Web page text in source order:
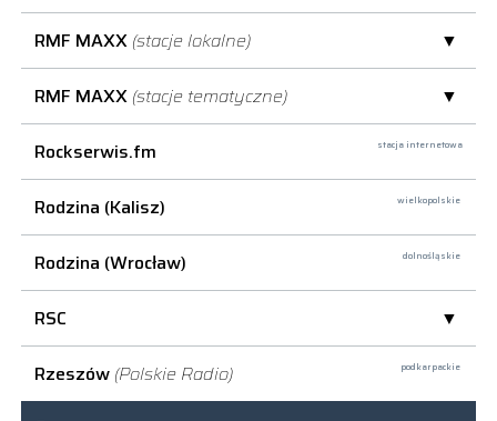
RMF MAXX (stacje lokalne)
RMF MAXX (stacje tematyczne)
Rockserwis.fm
stacja internetowa
Rodzina (Kalisz) wielkopolskie
Rodzina (Wrocław) dolnośląskie
RSC
Rzeszów (Polskie Radio) podkarpackie